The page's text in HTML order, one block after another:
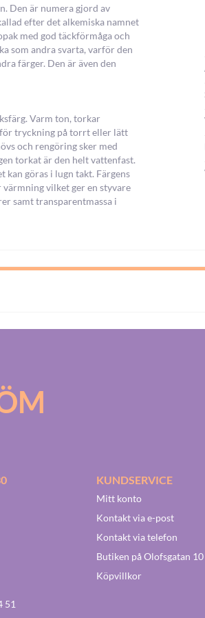
Den är numera gjord av
efter det alkemiska namnet
med god täckförmåga och
som andra svarta, varför den
färger. Den är även den
Varm ton, torkar
tryckning på torrt eller lätt
och rengöring sker med
torkat är den helt vattenfast.
kan göras i lugn takt. Färgens
vilket ger en styvare
samt transparentmassa i
51
KUNDSERVICE
Mitt konto
Kontakt via e-post
Kontakt via telefon
Butiken på Olofsgatan 10
Köpvillkor